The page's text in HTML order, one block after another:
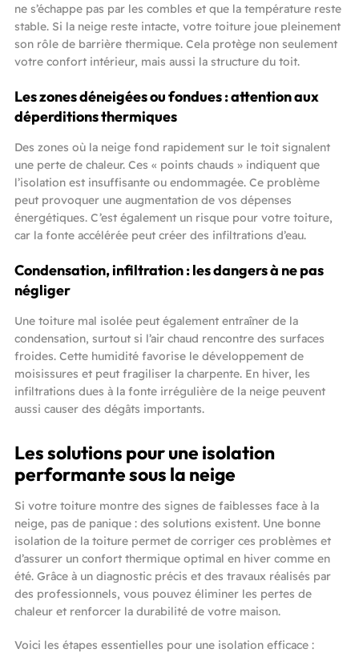
ne s’échappe pas par les combles et que la température reste
stable. Si la neige reste intacte, votre toiture joue pleinement
son rôle de barrière thermique. Cela protège non seulement
votre confort intérieur, mais aussi la structure du toit.
Les zones déneigées ou fondues : attention aux
déperditions thermiques
Des zones où la neige fond rapidement sur le toit signalent
une perte de chaleur. Ces « points chauds » indiquent que
l’isolation est insuffisante ou endommagée. Ce problème
peut provoquer une augmentation de vos dépenses
énergétiques. C’est également un risque pour votre toiture,
car la fonte accélérée peut créer des infiltrations d’eau.
Condensation, infiltration : les dangers à ne pas
négliger
Une toiture mal isolée peut également entraîner de la
condensation, surtout si l’air chaud rencontre des surfaces
froides. Cette humidité favorise le développement de
moisissures et peut fragiliser la charpente. En hiver, les
infiltrations dues à la fonte irrégulière de la neige peuvent
aussi causer des dégâts importants.
Les solutions pour une isolation
performante sous la neige
Si votre toiture montre des signes de faiblesses face à la
neige, pas de panique : des solutions existent. Une bonne
isolation de la toiture permet de corriger ces problèmes et
d’assurer un confort thermique optimal en hiver comme en
été. Grâce à un diagnostic précis et des travaux réalisés par
des professionnels, vous pouvez éliminer les pertes de
chaleur et renforcer la durabilité de votre maison.
Voici les étapes essentielles pour une isolation efficace :